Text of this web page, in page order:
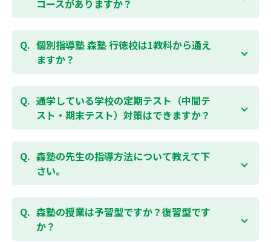
可能です。個別指導塾 森塾 行徳校の無料体験について
コースがありますか？
個別指導塾 森塾 行徳校では、小学生・中学生・高校
生のコースがあり、それぞれ学校のテストの点数アッ
プを目的としたコースとなっております。その他、小
学生用の英検®対策や、基礎学力を身につけるDOJOな
は校舎にお問合わせください。
お問合わせはこちら
個別指導塾 森塾 行徳校は1教科から通え
ますか？
はい、1教科、週1日から受講いただけます。自分から
勉強できる習慣をつけるために最初は1から2教科での
受講をおすすめしております。まずはお気軽にご相談
ください。
ご相談（お問合わせ）はこちら
通学している学校の定期テスト（中間テ
スト・期末テスト）対策はできますか？
お子様お一人おひとりの学校進度やテスト範囲にあわ
せて授業をすすめますので、定期テスト対策に繋がり
ます。森塾では、テスト直前に自分の予定にあわせ
て、テスト対策授業の追加ができます。 受講中の科目
ど）も可能です。 普段忙しくてなかなか手が回らない
科目も、テスト前に集中して対策できると好評です。
森塾の先生の指導方法について教えて下
さい。
「質量ともに日本一」と自負する研修制度を受け、知
識や教え方を習得した先生が、一人ひとりの能力、個
性に合わせて個別指導いたします。先生とお子様の相
性を大切にするために、相性が合わなければ先生変更
森塾の授業は予習型ですか？復習型です
か？